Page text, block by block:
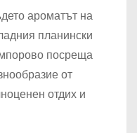
ароматът на
планински
посреща
от
отдих и